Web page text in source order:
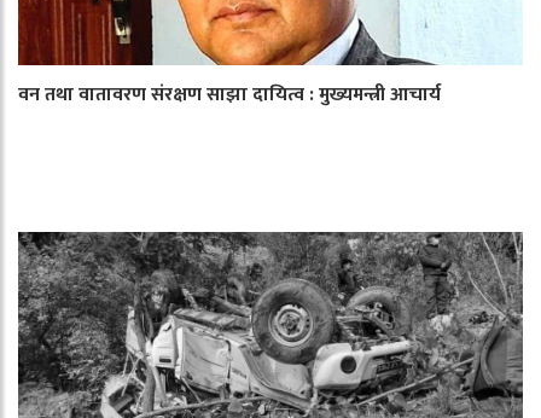
वन तथा वातावरण संरक्षण साझा दायित्व : मुख्यमन्त्री आचार्य